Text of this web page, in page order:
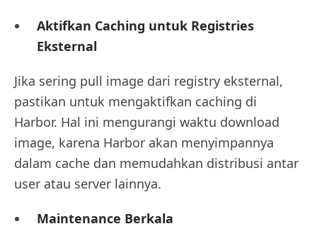
Aktifkan Caching untuk Registries
Eksternal
Jika sering pull image dari registry eksternal,
pastikan untuk mengaktifkan caching di
Harbor. Hal ini mengurangi waktu download
image, karena Harbor akan menyimpannya
dalam cache dan memudahkan distribusi antar
user atau server lainnya.
Maintenance Berkala